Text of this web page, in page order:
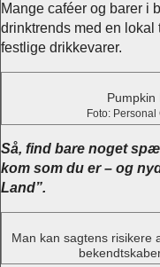
Mange caféer og barer i
drinktrends med en
festlige drikkevarer.
Foto:
Så, find bare noget
kom som du er – og
Land”.
Man kan sagtens risikere